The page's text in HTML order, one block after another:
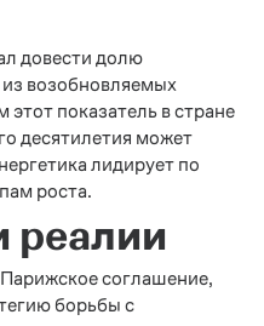
довести долю
возобновляемых
показатель в стране
десятилетия может
лидирует по
роста.
реалии
соглашение,
борьбы с